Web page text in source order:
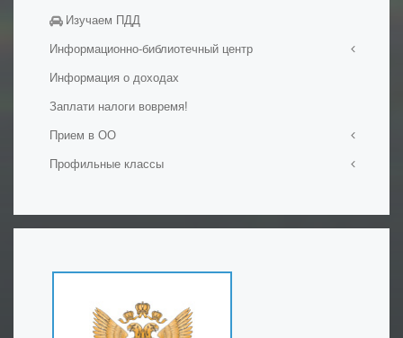
Изучаем ПДД
Информационно-библиотечный центр
Визитная карточка
Мероприятия в ИБЦ
Официальные документы
Информация о доходах
Заплати налоги вовремя!
Прием в ОО
Прием в первый класс
Набор в 10-е классы
Профильные классы